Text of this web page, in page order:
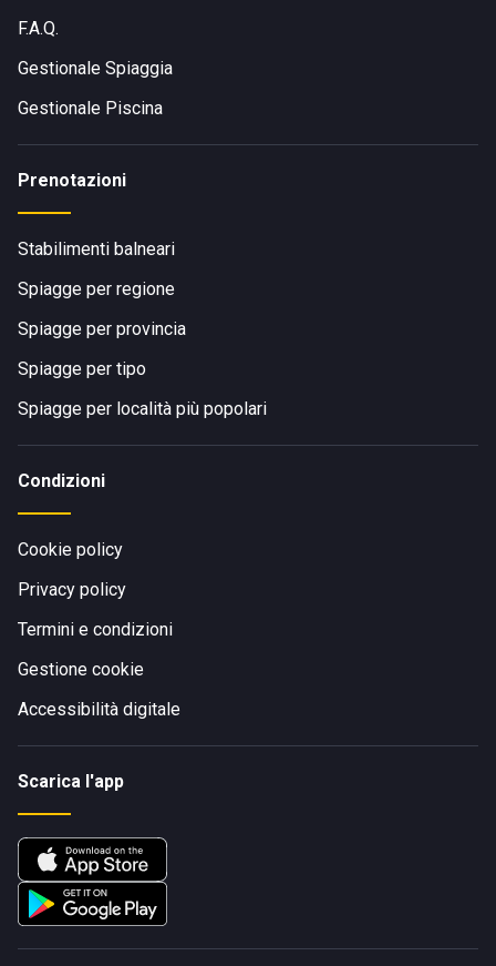
F.A.Q.
Gestionale Spiaggia
Gestionale Piscina
Prenotazioni
Stabilimenti balneari
Spiagge per regione
Spiagge per provincia
Spiagge per tipo
Spiagge per località più popolari
Condizioni
Cookie policy
Privacy policy
Termini e condizioni
Gestione cookie
Accessibilità digitale
Scarica l'app